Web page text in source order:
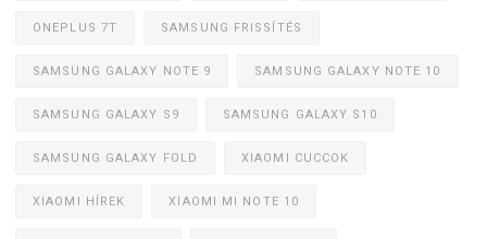
ONEPLUS 7T SAMSUNG FRISSÍTÉS
SAMSUNG GALAXY NOTE 9 SAMSUNG GALAXY NOTE 10
SAMSUNG GALAXY S9 SAMSUNG GALAXY S10
SAMSUNG GALAXY FOLD XIAOMI CUCCOK
XIAOMI HÍREK XIAOMI MI NOTE 10